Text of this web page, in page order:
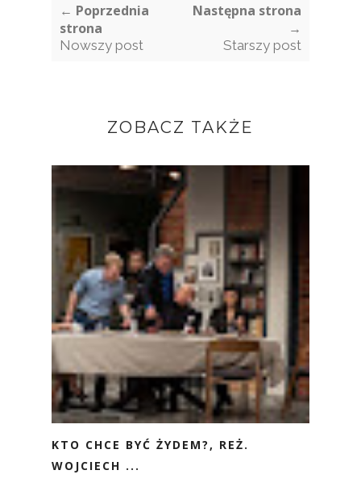
← Poprzednia
strona
Nowszy post
Następna strona
→
Starszy post
ZOBACZ TAKŻE
KTO CHCE BYĆ ŻYDEM?, REŻ.
WOJCIECH ...